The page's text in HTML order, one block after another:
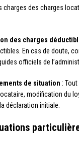
charges des charges
des charges
En cas de doute,
officiels de
de situation :
modification du
déclaration initiale.